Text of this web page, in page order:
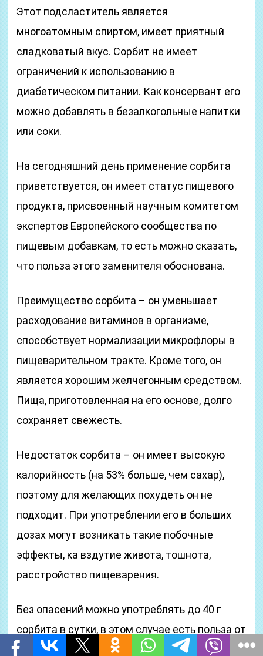
Этот подсластитель является
многоатомным спиртом, имеет приятный
сладковатый вкус. Сорбит не имеет
ограничений к использованию в
диабетическом питании. Как консервант его
можно добавлять в безалкогольные напитки
или соки.
На сегодняшний день применение сорбита
приветствуется, он имеет статус пищевого
продукта, присвоенный научным комитетом
экспертов Европейского сообщества по
пищевым добавкам, то есть можно сказать,
что польза этого заменителя обоснована.
Преимущество сорбита – он уменьшает
расходование витаминов в организме,
способствует нормализации микрофлоры в
пищеварительном тракте. Кроме того, он
является хорошим желчегонным средством.
Пища, приготовленная на его основе, долго
сохраняет свежесть.
Недостаток сорбита – он имеет высокую
калорийность (на 53% больше, чем сахар),
поэтому для желающих похудеть он не
подходит. При употреблении его в больших
дозах могут возникать такие побочные
эффекты, ка вздутие живота, тошнота,
расстройство пищеварения.
Без опасений можно употреблять до 40 г
сорбита в сутки, в этом случае есть польза от
него. Более подробно, сорбит, это что такое,